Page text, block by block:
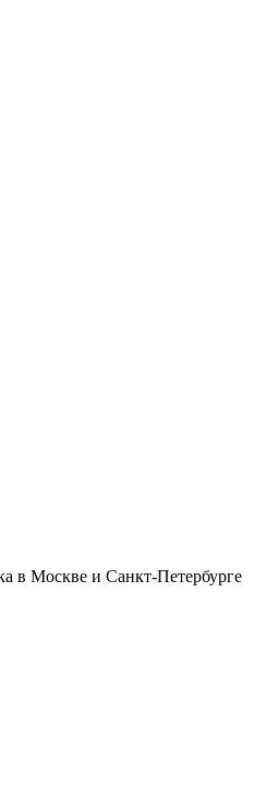
в Москве и Санкт-Петербурге